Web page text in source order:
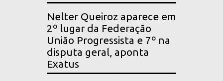
Nelter Queiroz aparece em
2º lugar da Federação
União Progressista e 7º na
disputa geral, aponta
Exatus